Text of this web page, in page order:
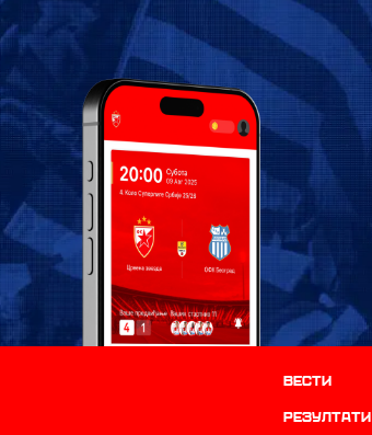
Вести
резултати